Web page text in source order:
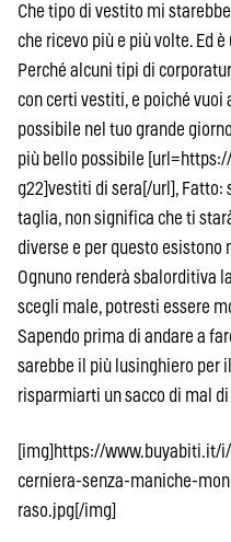
Che tipo di vestito mi
che ricevo più e più volte. Ed
Perché alcuni tipi di
con certi vestiti, e poiché
possibile nel tuo grande
più bello possibile
g22]vestiti di sera[/url], Fatto:
taglia, non significa che ti
diverse e per questo
Ognuno renderà sbalorditiva
scegli male, potresti essere
Sapendo prima di andare a
sarebbe il più lusinghiero per
risparmiarti un sacco di mal di
[img]https://
cerniera-senza-maniche-
raso.jpg[/img]